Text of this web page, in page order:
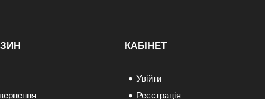
КАБІНЕТ
Увійти
Реєстрація